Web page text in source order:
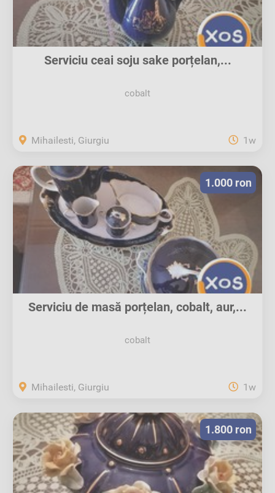
Serviciu ceai soju sake porțelan,...
cobalt
Mihailesti, Giurgiu 1w
Serviciu de masă porțelan, cobalt, aur,...
cobalt
1.000 ron
Mihailesti, Giurgiu 1w
1.800 ron